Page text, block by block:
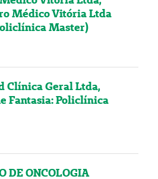
Médico Vitória Ltda
Master)
Clínica Geral Ltda,
Fantasia: Policlínica
DE ONCOLOGIA